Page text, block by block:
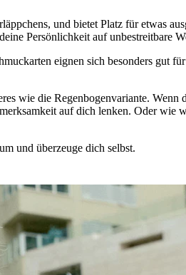
und bietet Platz für etwas
Persönlichkeit auf unbestreitbare
eignen sich besonders gut
wie die Regenbogenvariante.
auf dich lenken. Oder wie
und überzeuge dich selbst.